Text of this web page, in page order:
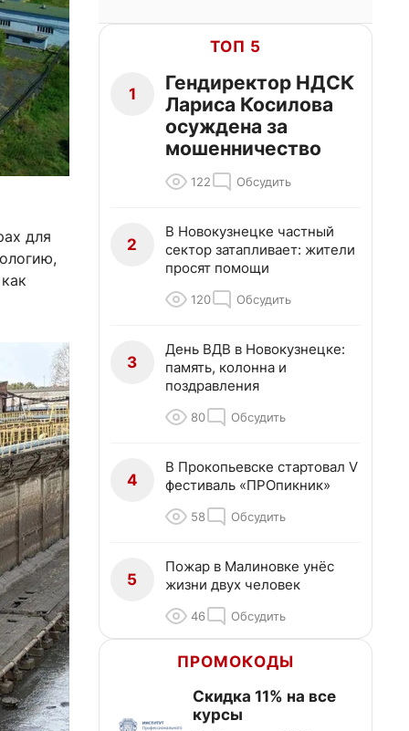
для
ТОП 5
1
Гендиректор НДСК
Лариса Косилова
осуждена за
мошенничество
122 Обсудить
2
В Новокузнецке частный
сектор затапливает: жители
просят помощи
120 Обсудить
3
День ВДВ в Новокузнецке:
память, колонна и
поздравления
80 Обсудить
4
В Прокопьевске стартовал V
фестиваль «ПРОпикник»
58 Обсудить
5
Пожар в Малиновке унёс
жизни двух человек
46 Обсудить
ПРОМОКОДЫ
Скидка 11% на все
курсы